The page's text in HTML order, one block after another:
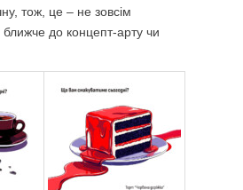
тож, це – не зовсім
ближче до концепт-арту чи